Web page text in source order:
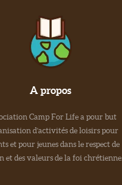
A propos
Camp For Life a pour but
d’activités de loisirs pour
et pour jeunes dans le respect de
et des valeurs de la foi chrétienne.